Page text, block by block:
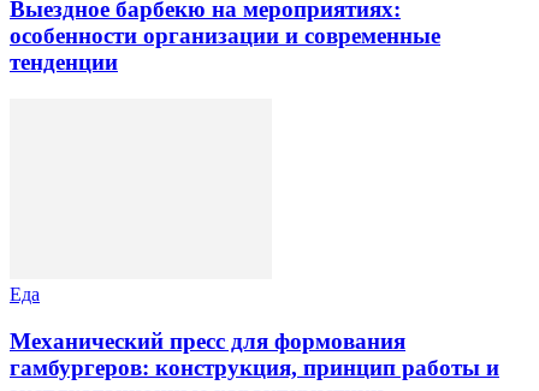
Выездное барбекю на мероприятиях:
особенности организации и современные
тенденции
Еда
Механический пресс для формования
гамбургеров: конструкция, принцип работы и